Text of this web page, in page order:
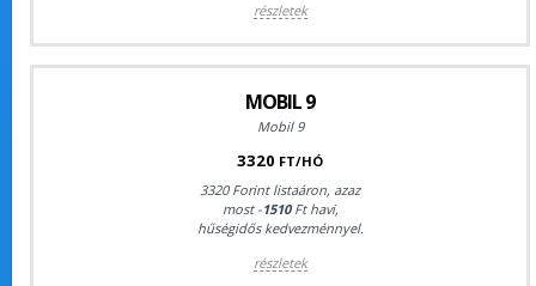
részletek
MOBIL 9
Mobil 9
3320 FT/HÓ
3320 Forint listaáron, azaz
most -1510Ft havi,
hűségidős kedvezménnyel.
részletek